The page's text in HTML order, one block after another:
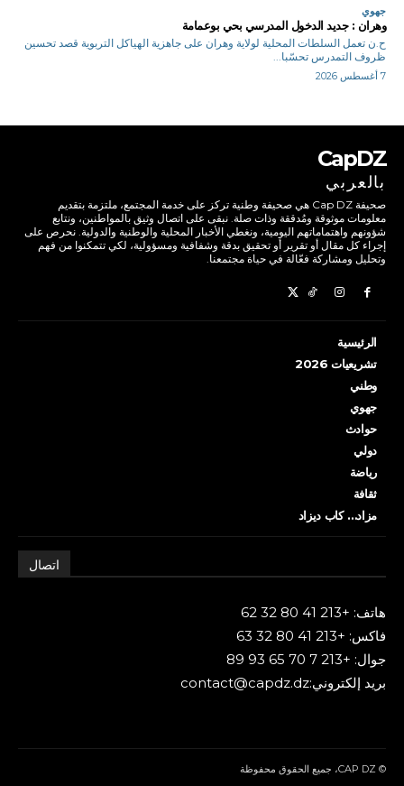
جهوي
وهران : جديد الدخول المدرسي بحي بوعمامة
ح.ن تعمل السلطات المحلية لولاية وهران على جاهزية الهياكل التربوية قصد تحسين
ظروف التمدرس تحسّبا...
7 أغسطس 2026
CapDZ
بالعربي
صحيفة Cap DZ هي صحيفة وطنية تركز على خدمة المجتمع، ملتزمة بتقديم
معلومات موثوقة ومُدققة وذات صلة. نبقى على اتصال وثيق بالمواطنين، ونتابع
شؤونهم واهتماماتهم اليومية، ونغطي الأخبار المحلية والوطنية والدولية. نحرص على
إجراء كل مقال أو تقرير أو تحقيق بدقة وشفافية ومسؤولية، لكي تتمكنوا من فهم
وتحليل ومشاركة فعّالة في حياة مجتمعنا.
الرئيسية
تشريعيات 2026
وطني
جهوي
حوادث
دولي
رياضة
ثقافة
مزاد… كاب ديزاد
اتصال
هاتف: +213 41 80 32 62
فاكس: +213 41 80 32 63
جوال: +213 7 70 65 93 89
بريد إلكتروني:contact@capdz.dz
© CAP DZ، جميع الحقوق محفوظة